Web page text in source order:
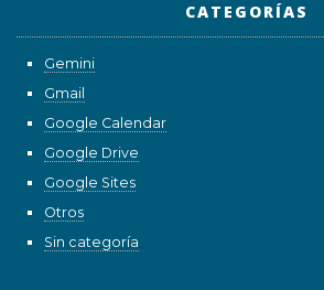
CATEGORÍAS
Gemini
Gmail
Google Calendar
Google Drive
Google Sites
Otros
Sin categoría